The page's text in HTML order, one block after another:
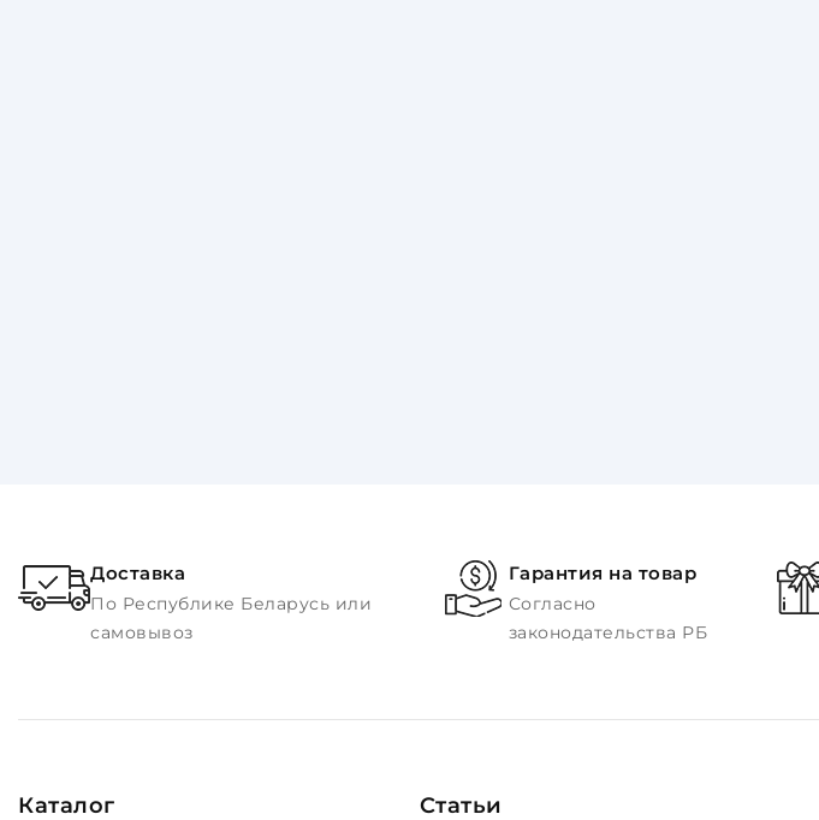
Доставка
По Республике Беларусь или
самовывоз
Гарантия на товар
Согласно
законодательства РБ
Каталог Статьи